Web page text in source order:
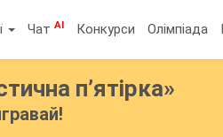
ЧатAI Конкурси Олімпіада
п’ятірка»